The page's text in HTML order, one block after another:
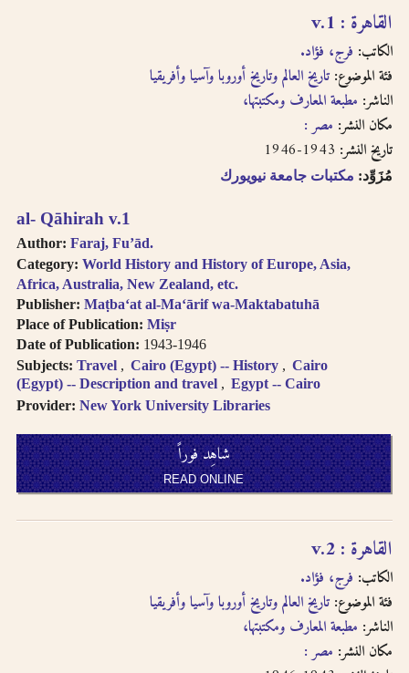
al- Qāhirah v.1
Author: Faraj, Fuʼād.
Category: World History and History of Europe, Asia,
Africa, Australia, New Zealand, etc.
Publisher: Maṭbaʻat al-Maʻārif wa-Maktabatuhā
Place of Publication: Miṣr
Date of Publication: 1943-1946
Subjects: Travel Cairo (Egypt) -- History
Cairo
(Egypt) -- Description and travel
Egypt -- Cairo
Provider: New York University Libraries
شاهِد فوراً
READ ONLINE
القاهرة : v.1
الكاتب: فرج، فؤاد.
فئة الموضوع: تاريخ العالم وتاريخ أوروبا وآسيا وأفريقيا
الناشر: مطبعة المعارف ومكتبتها،
مكان النشر: مصر :
تاريخ النشر:
مُزَوِّد: مكتبات جامعة نيويورك
القاهرة : v.2
الكاتب: فرج، فؤاد.
فئة الموضوع: تاريخ العالم وتاريخ أوروبا وآسيا وأفريقيا
الناشر: مطبعة المعارف ومكتبتها،
مكان النشر: مصر :